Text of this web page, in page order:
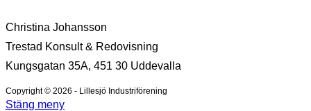
Christina Johansson
Trestad Konsult & Redovisning
Kungsgatan 35A, 451 30 Uddevalla
Copyright © 2026 - Lillesjö Industriförening
Stäng meny